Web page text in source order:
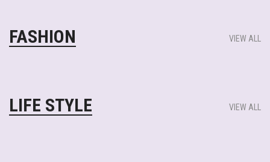
FASHION VIEW ALL
LIFE STYLE VIEW ALL